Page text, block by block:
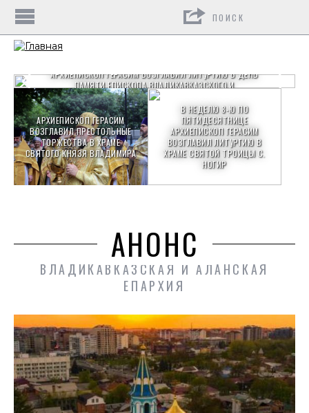
АРХИЕПИСКОП ГЕРАСИМ ВОЗГЛАВИЛ ЛИТУРГИЮ В ДЕНЬ
ПАМЯТИ ЕПИСКОПА ВЛАДИКАВКАЗСКОГО И
МОЗДОКСКОГО ИОСИФА (ЧЕПИГОВСКОГО)
АРХИЕПИСКОП ГЕРАСИМ
ВОЗГЛАВИЛ ПРЕСТОЛЬНЫЕ
ТОРЖЕСТВА В ХРАМЕ
СВЯТОГО КНЯЗЯ ВЛАДИМИРА
В НЕДЕЛЮ 8-Ю ПО
ПЯТИДЕСЯТНИЦЕ
АРХИЕПИСКОП ГЕРАСИМ
ВОЗГЛАВИЛ ЛИТУРГИЮ В
ХРАМЕ СВЯТОЙ ТРОИЦЫ С.
НОГИР
АНОНС
ВЛАДИКАВКАЗСКАЯ И АЛАНСКАЯ
ЕПАРХИЯ